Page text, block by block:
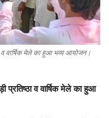
व वार्षिक मेले का हुआ भव्य आयोजन।
प्रतिष्ठा व वार्षिक मेले का हुआ